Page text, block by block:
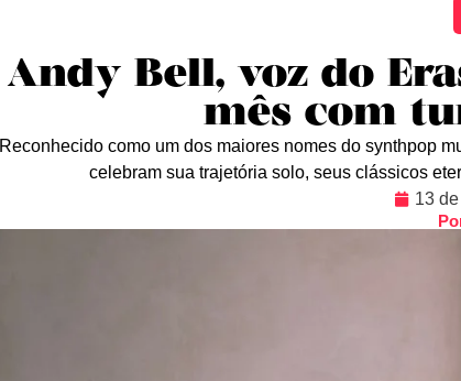
Andy Bell, voz do
mês com
Reconhecido como um dos maiores nomes do synthpop
celebram sua trajetória solo, seus clássicos
13